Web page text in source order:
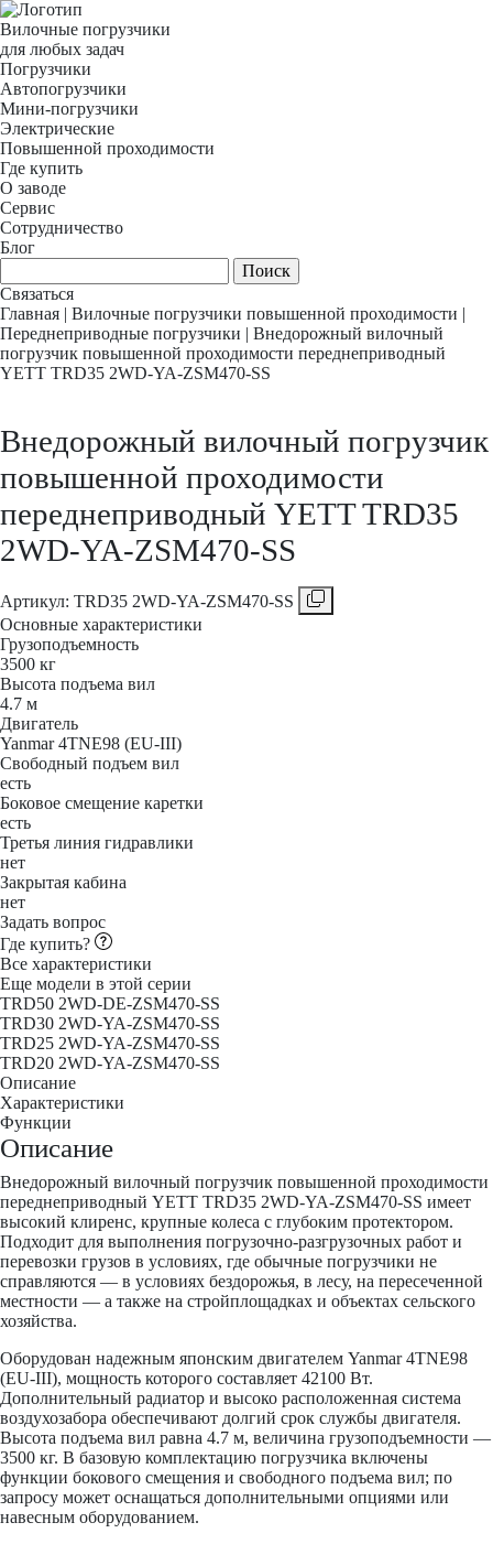
Вилочные погрузчики
для любых задач
Погрузчики
Автопогрузчики
Мини-погрузчики
Электрические
Повышенной проходимости
Где купить
О заводе
Сервис
Сотрудничество
Блог
Связаться
Главная | Вилочные погрузчики повышенной проходимости |
Переднеприводные погрузчики | Внедорожный вилочный
погрузчик повышенной проходимости переднеприводный
YETT TRD35 2WD-YA-ZSM470-SS
Внедорожный вилочный погрузчик
повышенной проходимости
переднеприводный YETT TRD35
2WD-YA-ZSM470-SS
Aртикул: TRD35 2WD-YA-ZSM470-SS
Основные характеристики
Грузоподъемность
3500 кг
Высота подъема вил
4.7 м
Двигатель
Yanmar 4TNE98 (EU-III)
Свободный подъем вил
есть
Боковое смещение каретки
есть
Третья линия гидравлики
нет
Закрытая кабина
нет
Задать вопрос
Где купить?
Все характеристики
Еще модели в этой серии
TRD50 2WD-DE-ZSM470-SS
TRD30 2WD-YA-ZSM470-SS
TRD25 2WD-YA-ZSM470-SS
TRD20 2WD-YA-ZSM470-SS
Описание
Характеристики
Функции
Описание
Внедорожный вилочный погрузчик повышенной проходимости
переднеприводный YETT TRD35 2WD-YA-ZSM470-SS имеет
высокий клиренс, крупные колеса с глубоким протектором.
Подходит для выполнения погрузочно-разгрузочных работ и
перевозки грузов в условиях, где обычные погрузчики не
справляются — в условиях бездорожья, в лесу, на пересеченной
местности — а также на стройплощадках и объектах сельского
хозяйства.
Оборудован надежным японским двигателем Yanmar 4TNE98
(EU-III), мощность которого составляет 42100 Вт.
Дополнительный радиатор и высоко расположенная система
воздухозабора обеспечивают долгий срок службы двигателя.
Высота подъема вил равна 4.7 м, величина грузоподъемности —
3500 кг. В базовую комплектацию погрузчика включены
функции бокового смещения и свободного подъема вил; по
запросу может оснащаться дополнительными опциями или
навесным оборудованием.